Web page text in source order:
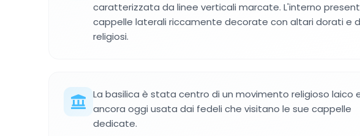
caratterizzata da linee verticali marcate. L'interno
cappelle laterali riccamente decorate con altari dorati e
religiosi.
La basilica è stata centro di un movimento religioso laico
ancora oggi usata dai fedeli che visitano le sue cappelle
dedicate.